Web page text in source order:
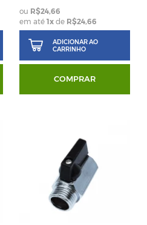
R$24,66
em até 1xde R$24,66
ADICIONAR AO
CARRINHO
COMPRAR